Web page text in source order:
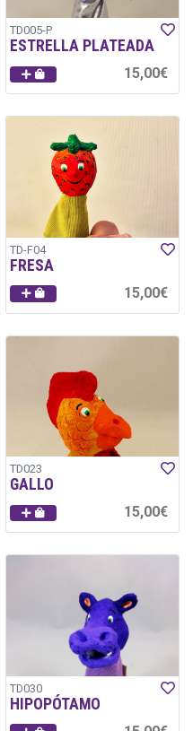
TD005-P
ESTRELLA PLATEADA
15,00€
TD-F04
FRESA
15,00€
TD023
GALLO
15,00€
TD030
HIPOPÓTAMO